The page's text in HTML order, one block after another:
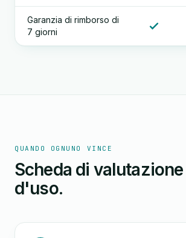
Garanzia di rimborso di
7 giorni
QUANDO OGNUNO VINCE
Scheda di
d'uso.